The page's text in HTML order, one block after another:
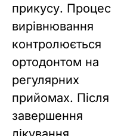
прикусу. Процес
вирівнювання
контролюється
ортодонтом на
регулярних
прийомах. Після
завершення